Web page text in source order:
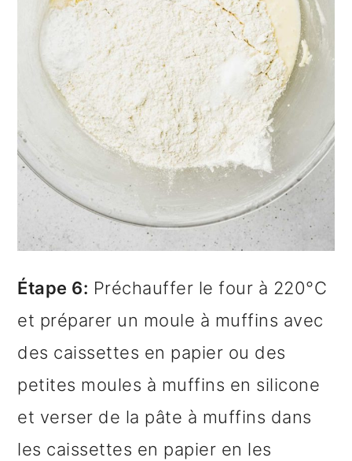
Étape 6: Préchauffer le four à 220°C
et préparer un moule à muffins avec
des caissettes en papier ou des
petites moules à muffins en silicone
et verser de la pâte à muffins dans
les caissettes en papier en les